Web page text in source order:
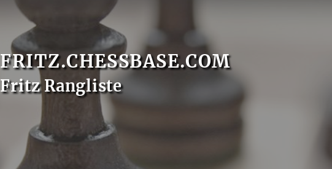
FRITZ.CHESSBASE.COM
Fritz Rangliste